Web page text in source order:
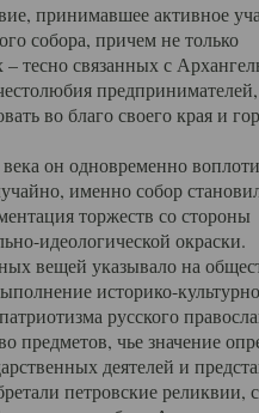
принимавшее активное
собора, причем не только
тесно связанных с
предпринимателей,
во благо своего края и
он одновременно
именно собор
торжеств со стороны
идеологической окраски.
вещей указывало на
историко-
русского
предметов, чье значение
деятелей и
петровские реликвии,